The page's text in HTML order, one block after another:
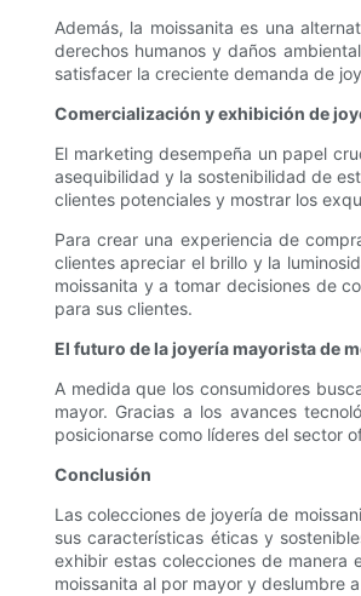
Además, la moissanita es una
derechos humanos y daños
satisfacer la creciente demanda de
Comercialización y exhibición de
El marketing desempeña un papel
asequibilidad y la sostenibilidad de
clientes potenciales y mostrar los
Para crear una experiencia de
clientes apreciar el brillo y la
moissanita y a tomar decisiones de
para sus clientes.
El futuro de la joyería mayorista de
A medida que los consumidores
mayor. Gracias a los avances
posicionarse como líderes del sector
Conclusión
Las colecciones de joyería de
sus características éticas y
exhibir estas colecciones de manera
moissanita al por mayor y deslumbre